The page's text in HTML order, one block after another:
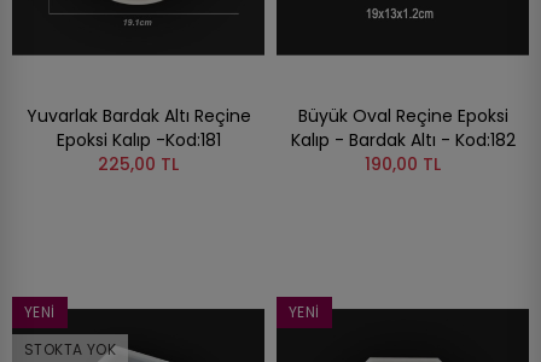
Yuvarlak Bardak Altı Reçine
Epoksi Kalıp -Kod:181
225,00 TL
Büyük Oval Reçine Epoksi
Kalıp - Bardak Altı - Kod:182
190,00 TL
YENI
STOKTA YOK
YENI